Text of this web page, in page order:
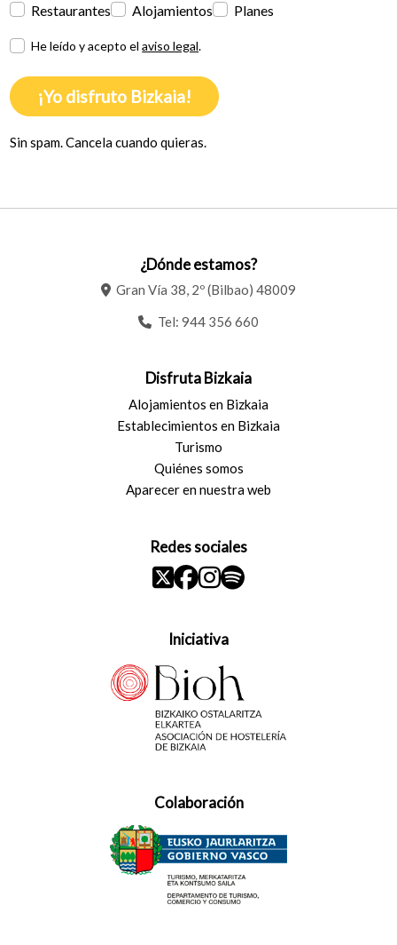
Restaurantes
Alojamientos Planes
He leído y acepto elaviso legal.
¡Yo disfruto Bizkaia!
Sin spam. Cancela cuando quieras.
¿Dónde estamos?
Gran Vía 38, 2º (Bilbao) 48009
Tel: 944 356 660
Disfruta Bizkaia
Alojamientos en Bizkaia
Establecimientos en Bizkaia
Turismo
Quiénes somos
Aparecer en nuestra web
Redes sociales
Iniciativa
Colaboración